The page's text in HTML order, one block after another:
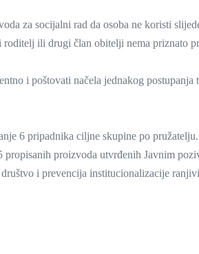
za socijalni rad da osoba ne koristi
ili drugi član obitelji nema priznato
i poštovati načela jednakog postupanja
6 pripadnika ciljne skupine po
proizvoda utvrđenih Javnim
i prevencija institucionalizacije